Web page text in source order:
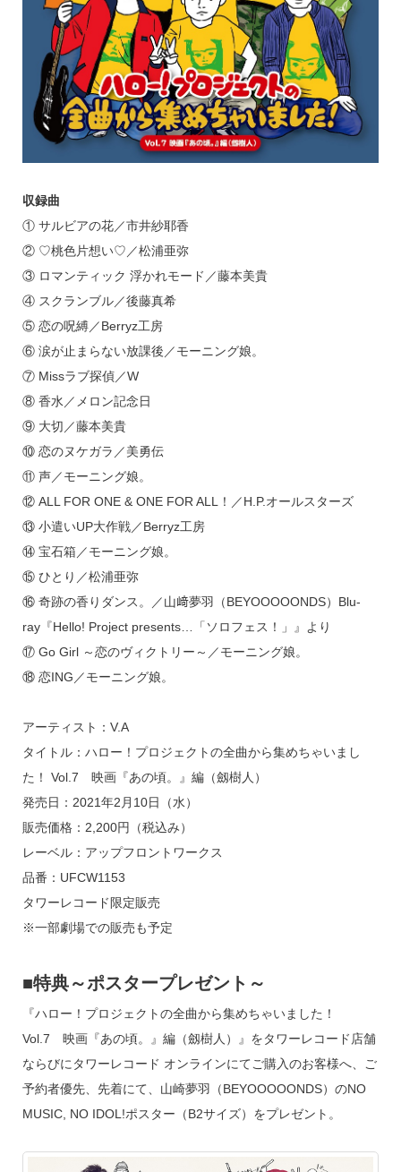
収録曲
① サルビアの花／市井紗耶香
② ♡桃色片想い♡／松浦亜弥
③ ロマンティック 浮かれモード／藤本美貴
④ スクランブル／後藤真希
⑤ 恋の呪縛／Berryz工房
⑥ 涙が止まらない放課後／モーニング娘。
⑦ Missラブ探偵／W
⑧ 香水／メロン記念日
⑨ 大切／藤本美貴
⑩ 恋のヌケガラ／美勇伝
⑪ 声／モーニング娘。
⑫ ALL FOR ONE & ONE FOR ALL！／H.P.オールスターズ
⑬ 小遣いUP大作戦／Berryz工房
⑭ 宝石箱／モーニング娘。
⑮ ひとり／松浦亜弥
⑯ 奇跡の香りダンス。／山﨑夢羽（BEYOOOOONDS）Blu-
ray『Hello! Project presents…「ソロフェス！」』より
⑰ Go Girl ～恋のヴィクトリー～／モーニング娘。
⑱ 恋ING／モーニング娘。
アーティスト：V.A
タイトル：ハロー！プロジェクトの全曲から集めちゃいまし
た！ Vol.7 映画『あの頃。』編（劔樹人）
発売日：2021年2月10日（水）
販売価格：2,200円（税込み）
レーベル：アップフロントワークス
品番：UFCW1153
タワーレコード限定販売
※一部劇場での販売も予定
■特典～ポスタープレゼント～
『ハロー！プロジェクトの全曲から集めちゃいました！
Vol.7 映画『あの頃。』編（劔樹人）』をタワーレコード店舗
ならびにタワーレコード オンラインにてご購入のお客様へ、ご
予約者優先、先着にて、山崎夢羽（BEYOOOOONDS）のNO
MUSIC, NO IDOL!ポスター（B2サイズ）をプレゼント。